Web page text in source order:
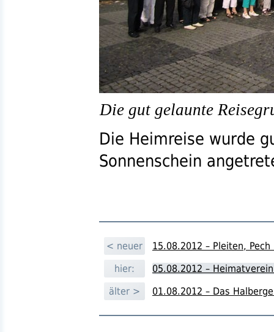
Die gut gelaunte
Die Heimreise wurde
Sonnenschein
< neuer
15.08.2012 – Pleiten, Pech
hier:
05.08.2012 –
älter >
01.08.2012 – Das